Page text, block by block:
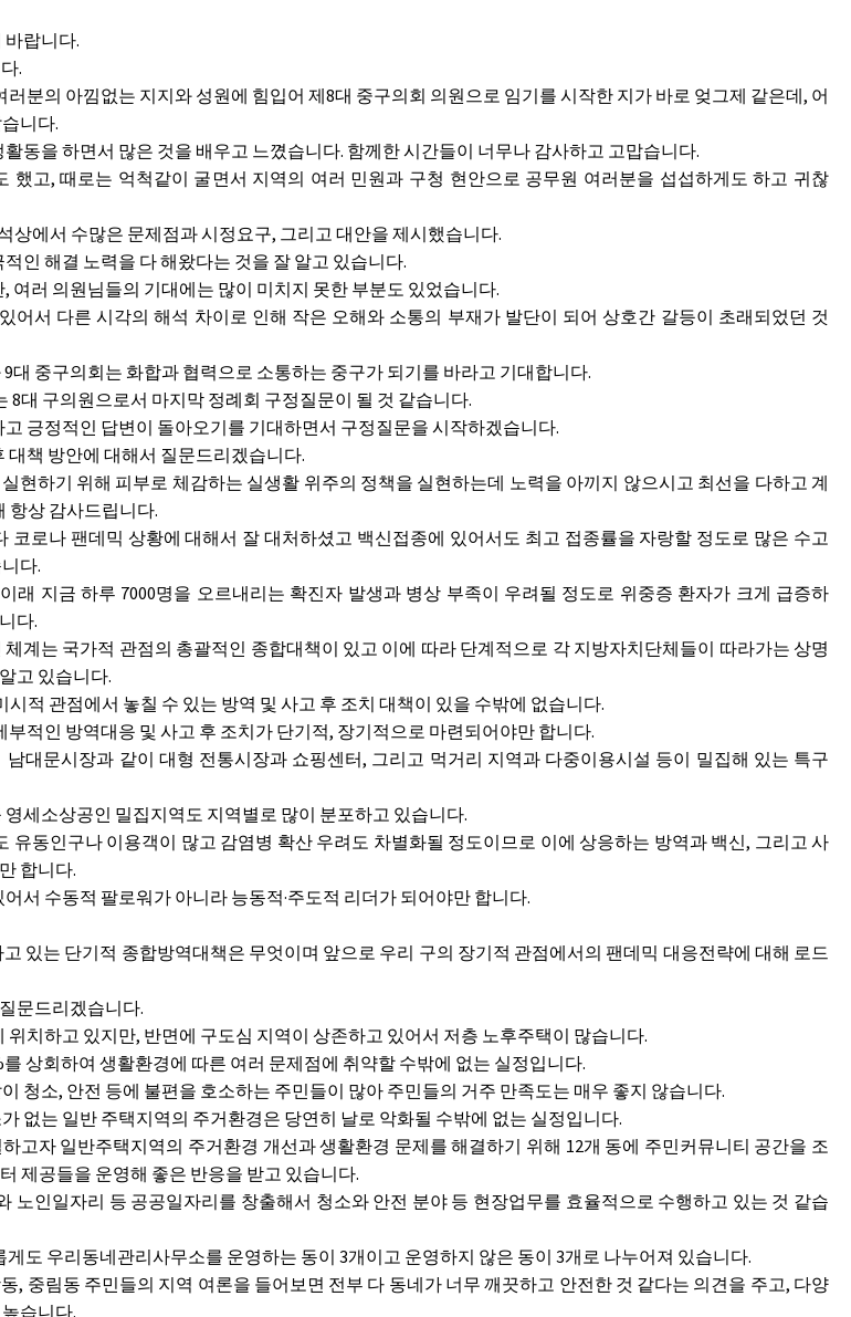
랍니다.
.
분의 아낌없는 지지와 성원에 힘입어 제8대 중구의회 의원으로 임기를 시작한 지가 바로 엊그제 같은데, 어
니다.
동을 하면서 많은 것을 배우고 느꼈습니다. 함께한 시간들이 너무나 감사하고 고맙습니다.
했고, 때로는 억척같이 굴면서 지역의 여러 민원과 구청 현안으로 공무원 여러분을 섭섭하게도 하고 귀찮
상에서 수많은 문제점과 시정요구, 그리고 대안을 제시했습니다.
인 해결 노력을 다 해왔다는 것을 잘 알고 있습니다.
여러 의원님들의 기대에는 많이 미치지 못한 부분도 있었습니다.
어서 다른 시각의 해석 차이로 인해 작은 오해와 소통의 부재가 발단이 되어 상호간 갈등이 초래되었던 것
대 중구의회는 화합과 협력으로 소통하는 중구가 되기를 바라고 기대합니다.
8대 구의원으로서 마지막 정례회 구정질문이 될 것 같습니다.
긍정적인 답변이 돌아오기를 기대하면서 구정질문을 시작하겠습니다.
대책 방안에 대해서 질문드리겠습니다.
현하기 위해 피부로 체감하는 실생활 위주의 정책을 실현하는데 노력을 아끼지 않으시고 최선을 다하고 계
항상 감사드립니다.
코로나 팬데믹 상황에 대해서 잘 대처하셨고 백신접종에 있어서도 최고 접종률을 자랑할 정도로 많은 수고
다.
래 지금 하루 7000명을 오르내리는 확진자 발생과 병상 부족이 우려될 정도로 위중증 환자가 크게 급증하
다.
계는 국가적 관점의 총괄적인 종합대책이 있고 이에 따라 단계적으로 각 지방자치단체들이 따라가는 상명
고 있습니다.
적 관점에서 놓칠 수 있는 방역 및 사고 후 조치 대책이 있을 수밖에 없습니다.
적인 방역대응 및 사고 후 조치가 단기적, 장기적으로 마련되어야만 합니다.
대문시장과 같이 대형 전통시장과 쇼핑센터, 그리고 먹거리 지역과 다중이용시설 등이 밀집해 있는 특구
세소상공인 밀집지역도 지역별로 많이 분포하고 있습니다.
유동인구나 이용객이 많고 감염병 확산 우려도 차별화될 정도이므로 이에 상응하는 방역과 백신, 그리고 사
합니다.
서 수동적 팔로워가 아니라 능동적·주도적 리더가 되어야만 합니다.
있는 단기적 종합방역대책은 무엇이며 앞으로 우리 구의 장기적 관점에서의 팬데믹 대응전략에 대해 로드
문드리겠습니다.
치하고 있지만, 반면에 구도심 지역이 상존하고 있어서 저층 노후주택이 많습니다.
상회하여 생활환경에 따른 여러 문제점에 취약할 수밖에 없는 실정입니다.
청소, 안전 등에 불편을 호소하는 주민들이 많아 주민들의 거주 만족도는 매우 좋지 않습니다.
없는 일반 주택지역의 주거환경은 당연히 날로 악화될 수밖에 없는 실정입니다.
고자 일반주택지역의 주거환경 개선과 생활환경 문제를 해결하기 위해 12개 동에 주민커뮤니티 공간을 조
제공들을 운영해 좋은 반응을 받고 있습니다.
노인일자리 등 공공일자리를 창출해서 청소와 안전 분야 등 현장업무를 효율적으로 수행하고 있는 것 같습
도 우리동네관리사무소를 운영하는 동이 3개이고 운영하지 않은 동이 3개로 나누어져 있습니다.
, 중림동 주민들의 지역 여론을 들어보면 전부 다 동네가 너무 깨끗하고 안전한 것 같다는 의견을 주고, 다양
습니다.